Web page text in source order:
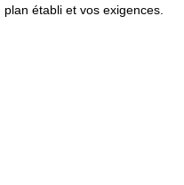
établi et vos exigences.